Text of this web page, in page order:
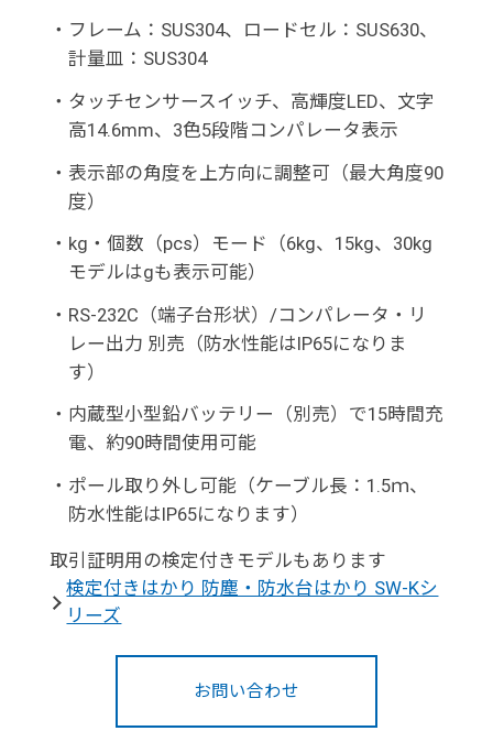
・ フレーム：SUS304、ロードセル：SUS630、
計量皿：SUS304
・ タッチセンサースイッチ、高輝度LED、文字
高14.6mm、3色5段階コンパレータ表示
・ 表示部の角度を上方向に調整可（最大角度90
度）
・ kg・個数（pcs）モード（6kg、15kg、30kg
モデルはgも表示可能）
・ RS-232C（端子台形状）/コンパレータ・リ
レー出力 別売（防水性能はIP65になりま
す）
・ 内蔵型小型鉛バッテリー（別売）で15時間充
電、約90時間使用可能
・ ポール取り外し可能（ケーブル長：1.5ｍ、
防水性能はIP65になります）
取引証明用の検定付きモデルもあります
検定付きはかり 防塵・防水台はかり SW-Kシ
リーズ
お問い合わせ